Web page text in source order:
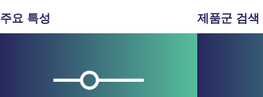
주요 특성 제품군 검색